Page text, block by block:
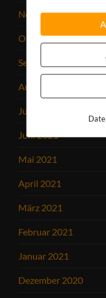
November 2021
Oktober 2021
September 2021
August 2021
Juli 2021
Juni 2021
Mai 2021
April 2021
März 2021
Februar 2021
Januar 2021
Dezember 2020